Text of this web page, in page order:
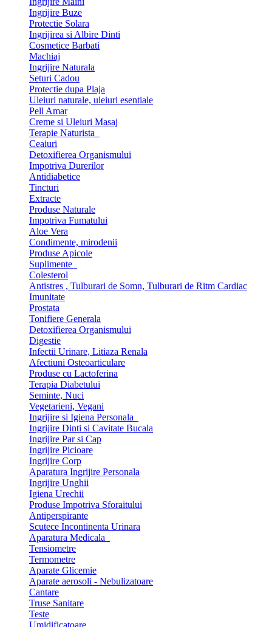
Ingrijire Buze
Protectie Solara
Ingrijirea si Albire Dinti
Cosmetice Barbati
Machiaj
Ingrijire Naturala
Seturi Cadou
Protectie dupa Plaja
Uleiuri naturale, uleiuri esentiale
Pell Amar
Creme si Uleiuri Masaj
Terapie Naturista
Ceaiuri
Detoxifierea Organismului
Impotriva Durerilor
Antidiabetice
Tincturi
Extracte
Produse Naturale
Impotriva Fumatului
Aloe Vera
Condimente, mirodenii
Produse Apicole
Suplimente
Colesterol
Antistres , Tulburari de Somn, Tulburari de Ritm Cardiac
Imunitate
Prostata
Tonifiere Generala
Detoxifierea Organismului
Digestie
Infectii Urinare, Litiaza Renala
Afectiuni Osteoarticulare
Produse cu Lactoferina
Terapia Diabetului
Seminte, Nuci
Vegetarieni, Vegani
Ingrijire si Igiena Personala
Ingrijire Dinti si Cavitate Bucala
Ingrijire Par si Cap
Ingrijire Picioare
Ingrijire Corp
Aparatura Ingrijire Personala
Ingrijire Unghii
Igiena Urechii
Produse Impotriva Sforaitului
Antiperspirante
Scutece Incontinenta Urinara
Aparatura Medicala
Tensiometre
Termometre
Aparate Glicemie
Aparate aerosoli - Nebulizatoare
Cantare
Truse Sanitare
Teste
Umidificatoare